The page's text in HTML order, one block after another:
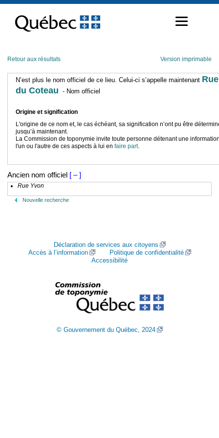
contenu
Retour aux résultats Version imprimable
N’est plus le nom officiel de ce lieu. Celui-ci s’appelle maintenant Rue
du Coteau - Nom officiel
Origine et signification
L'origine de ce nom et, le cas échéant, sa signification n’ont pu être
jusqu’à maintenant.
La Commission de toponymie invite toute personne détenant une
l'un ou l'autre de ces aspects à lui en faire part.
Ancien nom officiel [ – ]
Rue Yvon
Nouvelle recherche
Déclaration de services aux citoyens
Accès à l’information
Politique de confidentialité
Accessibilité
© Gouvernement du Québec, 2024